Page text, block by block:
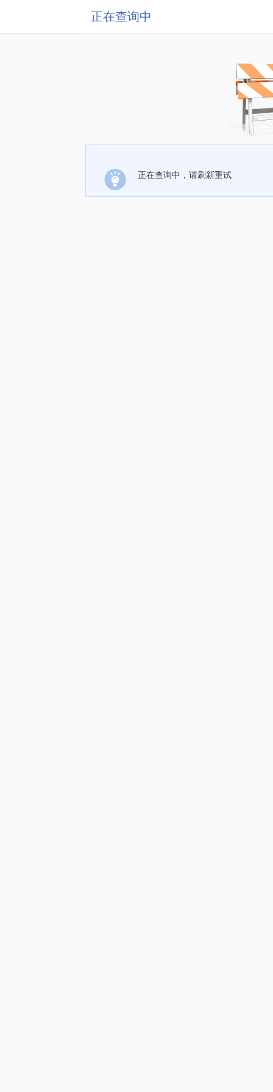
正在查询中
正在查询中，请刷新重试